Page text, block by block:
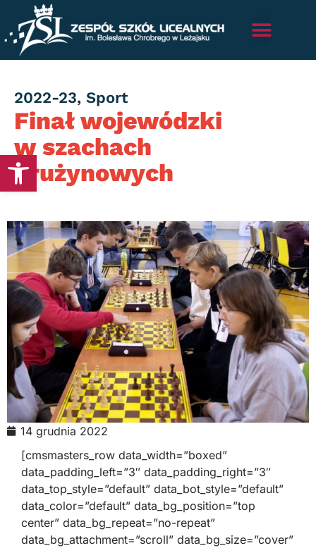
Otwórz pasek narzędzi
Finał wojewódzki
w szachach
drużynowych
Category
2022-23, Sport
14 grudnia 2022
[cmsmasters_row data_width=”boxed”
data_padding_left=”3″ data_padding_right=”3″
data_top_style=”default” data_bot_style=”default”
data_color=”default” data_bg_position=”top
center” data_bg_repeat=”no-repeat”
data_bg_attachment=”scroll” data_bg_size=”cover”